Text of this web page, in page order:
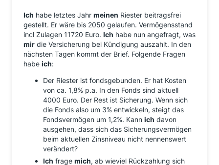
Ich habe letztes Jahr meinen Riester beitragsfrei
gestellt. Er wäre bis 2050 gelaufen. Vermögensstand
incl Zulagen 11720 Euro. Ich habe nun angefragt, was
mir die Versicherung bei Kündigung auszahlt. In den
nächsten Tagen kommt der Brief. Folgende Fragen
habe ich:
Der Riester ist fondsgebunden. Er hat Kosten
von ca. 1,8% p.a. In den Fonds sind aktuell
4000 Euro. Der Rest ist Sicherung. Wenn sich
die Fonds also um 3% entwickeln, steigt das
Fondsvermögen um 1,2%. Kann ich davon
ausgehen, dass sich das Sicherungsvermögen
beim aktuellen Zinsniveau nicht nennenswert
verändert?
Ich frage mich, ab wieviel Rückzahlung sich